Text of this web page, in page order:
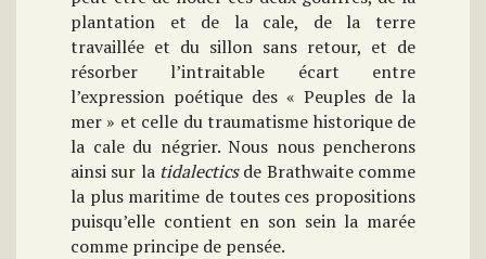
plantation et de la cale, de la terre
travaillée et du sillon sans retour, et de
résorber l’intraitable écart entre
l’expression poétique des « Peuples de la
mer » et celle du traumatisme historique de
la cale du négrier. Nous nous pencherons
ainsi sur la tidalecticsde Brathwaite comme
la plus maritime de toutes ces propositions
puisqu’elle contient en son sein la marée
comme principe de pensée.